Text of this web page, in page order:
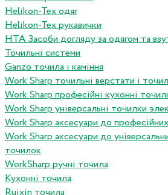
Helikon-Tex одяг
Helikon-Tex рукавички
HTA Засоби догляду за одягом та
Точильні системи
Ganzo точила і каміння
Work Sharp точильні верстати і
Work Sharp професiйнi кухоннi
Work Sharp унiверсальнi точилки
Work Sharp аксесуари до
Work Sharp аксесуари до
точилок
WorkSharp ручні точила
Кухонні точила